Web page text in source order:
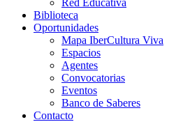
Red Educativa
Biblioteca
Oportunidades
Mapa IberCultura Viva
Espacios
Agentes
Convocatorias
Eventos
Banco de Saberes
Contacto